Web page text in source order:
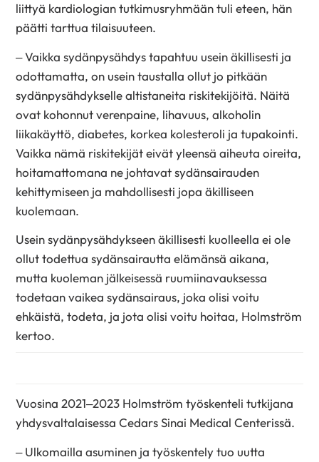
liittyä kardiologian tutkimusryhmään tuli eteen, hän
päätti tarttua tilaisuuteen.
– Vaikka sydänpysähdys tapahtuu usein äkillisesti ja
odottamatta, on usein taustalla ollut jo pitkään
sydänpysähdykselle altistaneita riskitekijöitä. Näitä
ovat kohonnut verenpaine, lihavuus, alkoholin
liikakäyttö, diabetes, korkea kolesteroli ja tupakointi.
Vaikka nämä riskitekijät eivät yleensä aiheuta oireita,
hoitamattomana ne johtavat sydänsairauden
kehittymiseen ja mahdollisesti jopa äkilliseen
kuolemaan.
Usein sydänpysähdykseen äkillisesti kuolleella ei ole
ollut todettua sydänsairautta elämänsä aikana,
mutta kuoleman jälkeisessä ruumiin­avauksessa
todetaan vaikea sydänsairaus, joka olisi voitu
ehkäistä, todeta, ja jota olisi voitu hoitaa, Holmström
kertoo.
Vuosina 2021–2023 Holmström työskenteli tutkijana
yhdysvaltalaisessa Cedars Sinai Medical Centerissä.
– Ulkomailla asuminen ja työskentely tuo uutta